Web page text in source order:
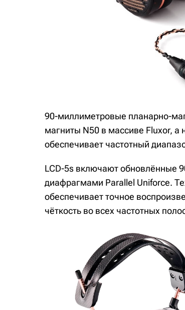
90-миллиметровые планарно-
магниты N50 в массиве Fluxor,
обеспечивает частотный
LCD-5s включают обновлённые
диафрагмами Parallel Uniforce.
обеспечивает точное
чёткость во всех частотных